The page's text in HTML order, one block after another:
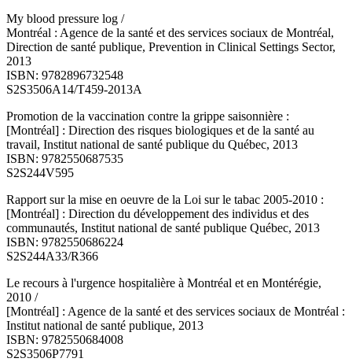
My blood pressure log /
Montréal : Agence de la santé et des services sociaux de Montréal,
Direction de santé publique, Prevention in Clinical Settings Sector,
2013
ISBN: 9782896732548
S2S3506A14/T459-2013A
Promotion de la vaccination contre la grippe saisonnière :
[Montréal] : Direction des risques biologiques et de la santé au
travail, Institut national de santé publique du Québec, 2013
ISBN: 9782550687535
S2S244V595
Rapport sur la mise en oeuvre de la Loi sur le tabac 2005-2010 :
[Montréal] : Direction du développement des individus et des
communautés, Institut national de santé publique Québec, 2013
ISBN: 9782550686224
S2S244A33/R366
Le recours à l'urgence hospitalière à Montréal et en Montérégie,
2010 /
[Montréal] : Agence de la santé et des services sociaux de Montréal :
Institut national de santé publique, 2013
ISBN: 9782550684008
S2S3506P7791